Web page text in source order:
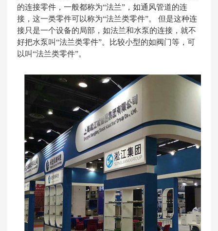
的连接零件，一般都称为“法兰”，如通风管道的连
接，这一类零件可以称为“法兰类零件”。 但是这种连
接只是一个设备的局部，如法兰和水泵的连接，就不
好把水泵叫“法兰类零件”。比较小型的如阀门等，可
以叫“法兰类零件”。